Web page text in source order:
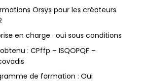
Orsys pour les créateurs
en charge : oui sous conditions
: CPffp – ISQOPQF –
de formation : Oui